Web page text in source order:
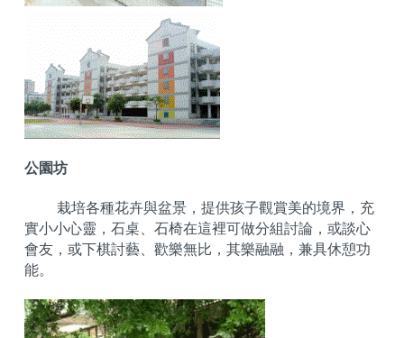
公園坊
栽培各種花卉與盆景，提供孩子觀賞美的境界，充
實小小心靈，石桌、石椅在這裡可做分組討論，或談心
會友，或下棋討藝、歡樂無比，其樂融融，兼具休憩功
能。